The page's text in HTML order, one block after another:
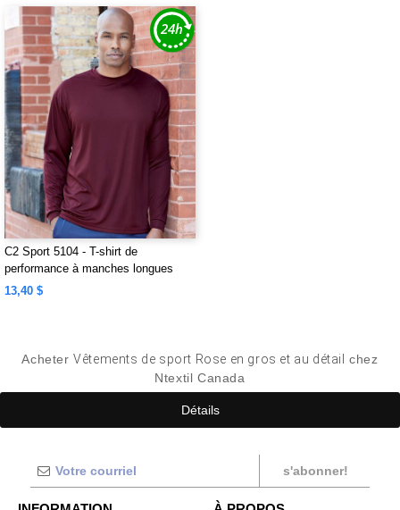
C2 Sport 5104 - T-shirt de
performance à manches longues
13,40 $
AcheterVêtements de sport Rose en gros et au détail
chez
Ntextil Canada
Détails
s'abonner!